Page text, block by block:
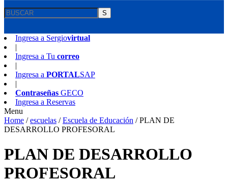
S
Ingresa a Sergiovirtual
|
Ingresa a Tu correo
|
Ingresa a PORTALSAP
|
Contraseñas GECO
Ingresa a Reservas
Menu
Home /escuelas /Escuela de Educación /PLAN DE
DESARROLLO PROFESORAL
PLAN DE DESARROLLO
PROFESORAL